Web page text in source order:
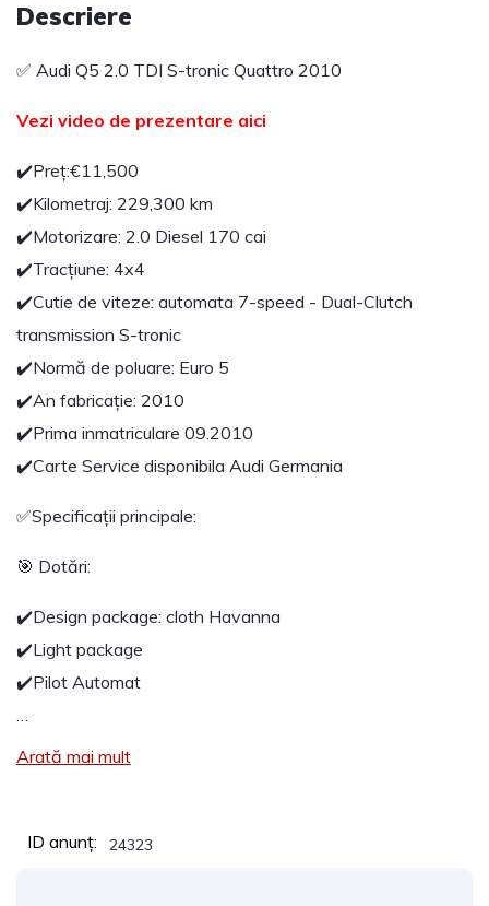
Descriere
✅ Audi Q5 2.0 TDI S-tronic Quattro 2010
Vezi video de prezentare aici
✔️Preț:€11,500
✔️Kilometraj: 229,300 km
✔️Motorizare: 2.0 Diesel 170 cai
✔️Tracțiune: 4x4
✔️Cutie de viteze: automata 7-speed - Dual-Clutch
transmission S-tronic
✔️Normă de poluare: Euro 5
✔️An fabricație: 2010
✔️Prima inmatriculare 09.2010
✔️Carte Service disponibila Audi Germania
✅Specificații principale:
🎯 Dotări:
✔️Design package: cloth Havanna
✔️Light package
✔️Pilot Automat
…
Arată mai mult
ID anunț: 24323